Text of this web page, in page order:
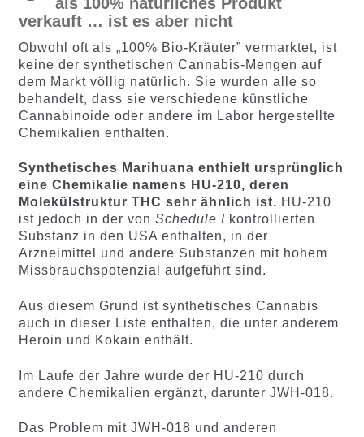
verkauft … ist es aber nicht
Obwohl oft als „100% Bio-Kräuter” vermarktet, ist
keine der synthetischen Cannabis-Mengen auf
dem Markt völlig natürlich. Sie wurden alle so
behandelt, dass sie verschiedene künstliche
Cannabinoide oder andere im Labor hergestellte
Chemikalien enthalten.
Synthetisches Marihuana enthielt ursprünglich
eine Chemikalie namens HU-210, deren
Molekülstruktur THC sehr ähnlich ist. HU-210
ist jedoch in der von Schedule Ikontrollierten
Substanz in den USA enthalten, in der
Arzneimittel und andere Substanzen mit hohem
Missbrauchspotenzial aufgeführt sind.
Aus diesem Grund ist synthetisches Cannabis
auch in dieser Liste enthalten, die unter anderem
Heroin und Kokain enthält.
Im Laufe der Jahre wurde der HU-210 durch
andere Chemikalien ergänzt, darunter JWH-018.
Das Problem mit JWH-018 und anderen